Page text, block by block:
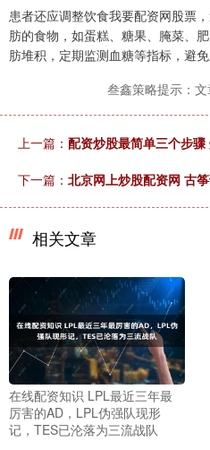
患者还应调整饮食我要配资网股票
肪的食物，如蛋糕、糖果、腌菜、
肪堆积，定期监测血糖等指标，避
叁鑫策略提示：文
上一篇： 配资炒股最简单三个步
下一篇： 北京网上炒股配资网 古
相关文章
在线配资知识 LPL最近三年最
厉害的AD，LPL伪强队现形
记，TES已沦落为三流战队